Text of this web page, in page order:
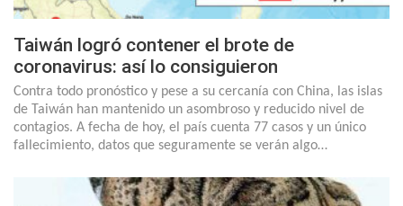
Taiwán logró contener el brote de
coronavirus: así lo consiguieron
Contra todo pronóstico y pese a su cercanía con China, las islas
de Taiwán han mantenido un asombroso y reducido nivel de
contagios. A fecha de hoy, el país cuenta 77 casos y un único
fallecimiento, datos que seguramente se verán algo…